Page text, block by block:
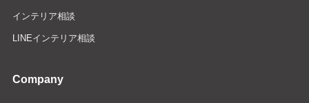
インテリア相談
LINEインテリア相談
Company